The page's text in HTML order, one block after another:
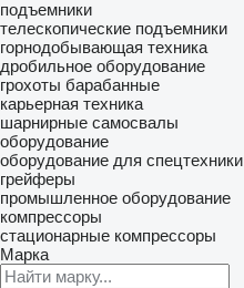
подъемники
телескопические подъемники
горнодобывающая техника
дробильное оборудование
грохоты барабанные
карьерная техника
шарнирные самосвалы
оборудование
оборудование для спецтехники
грейферы
промышленное оборудование
компрессоры
стационарные компрессоры
Марка